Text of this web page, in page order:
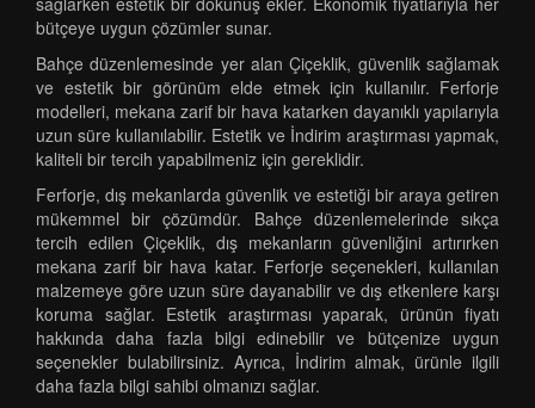
bütçeye uygun çözümler sunar.
Bahçe düzenlemesinde yer alan Çiçeklik, güvenlik sağlamak
ve estetik bir görünüm elde etmek için kullanılır. Ferforje
modelleri, mekana zarif bir hava katarken dayanıklı yapılarıyla
uzun süre kullanılabilir. Estetik ve İndirim araştırması yapmak,
kaliteli bir tercih yapabilmeniz için gereklidir.
Ferforje, dış mekanlarda güvenlik ve estetiği bir araya getiren
mükemmel bir çözümdür. Bahçe düzenlemelerinde sıkça
tercih edilen Çiçeklik, dış mekanların güvenliğini artırırken
mekana zarif bir hava katar. Ferforje seçenekleri, kullanılan
malzemeye göre uzun süre dayanabilir ve dış etkenlere karşı
koruma sağlar. Estetik araştırması yaparak, ürünün fiyatı
hakkında daha fazla bilgi edinebilir ve bütçenize uygun
seçenekler bulabilirsiniz. Ayrıca, İndirim almak, ürünle ilgili
daha fazla bilgi sahibi olmanızı sağlar.